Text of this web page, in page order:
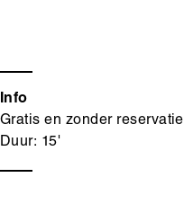
Info
Gratis en zonder reservatie
Duur: 15'